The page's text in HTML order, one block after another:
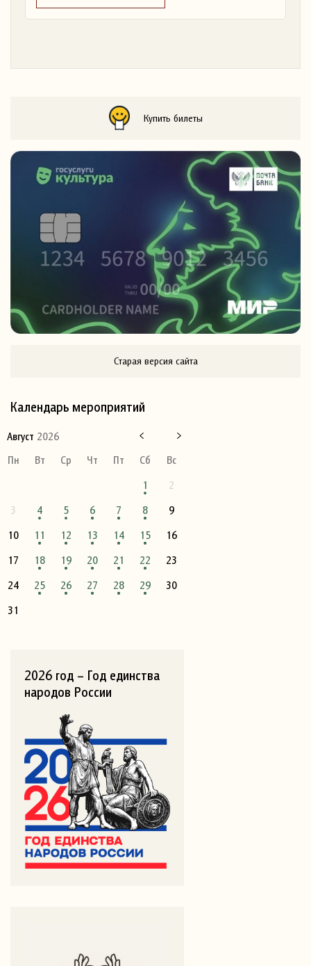
Купить билеты
Старая версия сайта
Календарь мероприятий
Август 2026
Пн
Вт Ср Чт Пт Сб
Вс
1
2
3
4 5 6 7 8
9
10
11 12 13 14 15
16
17
18 19 20 21 22
23
24
25 26 27 28 29
30
31
2026 год – Год единства
народов России